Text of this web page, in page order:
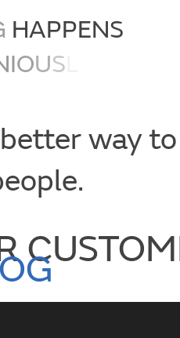
HAPPENS
IOUS
way